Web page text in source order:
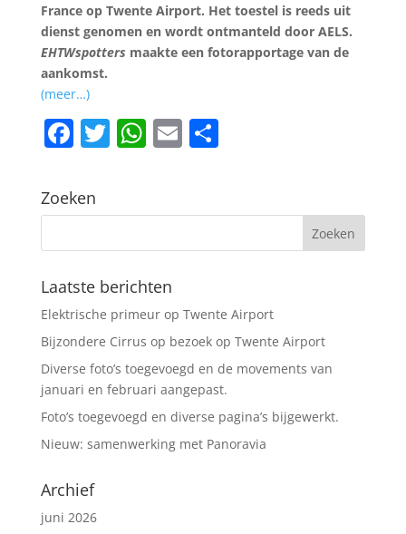
France op Twente Airport. Het toestel is reeds uit
dienst genomen en wordt ontmanteld door AELS.
EHTWspotters maakte een fotorapportage van de
aankomst.
(meer…)
F
c
e
b
o
o
k
T
er
W
s
A
p
p
E
l
D
n
Zoeken
Laatste berichten
Elektrische primeur op Twente Airport
Bijzondere Cirrus op bezoek op Twente Airport
Diverse foto’s toegevoegd en de movements van
januari en februari aangepast.
Foto’s toegevoegd en diverse pagina’s bijgewerkt.
Nieuw: samenwerking met Panoravia
Archief
juni 2026